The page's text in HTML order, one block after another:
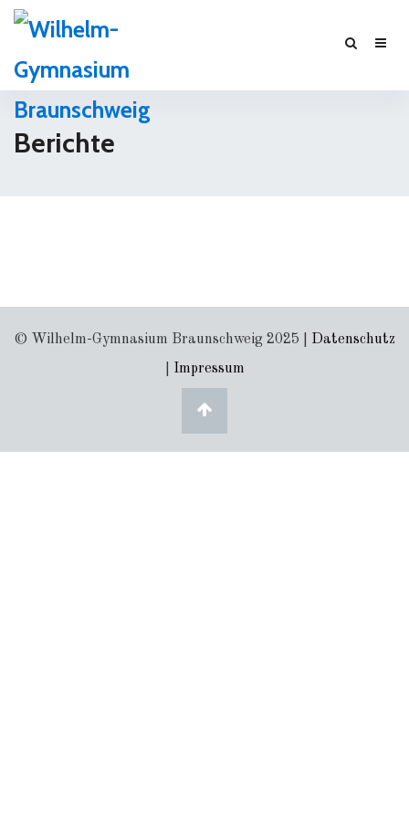
Berichte
© Wilhelm-Gymnasium Braunschweig 2025 | Datenschutz
Impressum